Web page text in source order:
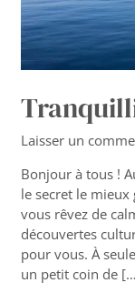
Laisser un
Bonjour à tous !
le secret le mieux
vous rêvez de
découvertes
pour vous. À
un petit coin de